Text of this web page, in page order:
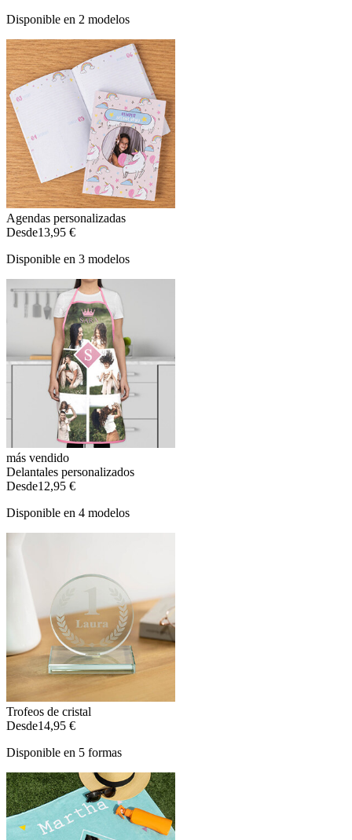
Disponible en 2 modelos
Agendas personalizadas
Desde13,95 €
Disponible en 3 modelos
más vendido
Delantales personalizados
Desde12,95 €
Disponible en 4 modelos
Trofeos de cristal
Desde14,95 €
Disponible en 5 formas